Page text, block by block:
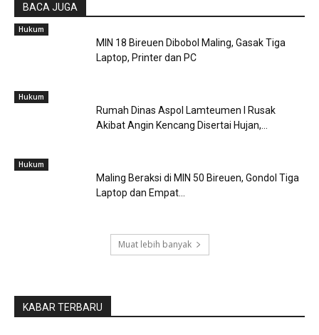
BACA JUGA
Hukum
MIN 18 Bireuen Dibobol Maling, Gasak Tiga
Laptop, Printer dan PC
Hukum
Rumah Dinas Aspol Lamteumen I Rusak
Akibat Angin Kencang Disertai Hujan,...
Hukum
Maling Beraksi di MIN 50 Bireuen, Gondol Tiga
Laptop dan Empat...
Muat lebih banyak
KABAR TERBARU